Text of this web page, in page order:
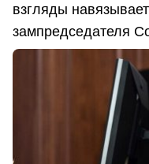
взгляды
зампредседателя